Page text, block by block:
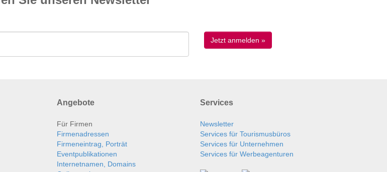
Angebote
Für Firmen
Firmenadressen
Firmeneintrag, Porträt
Eventpublikationen
Internetnamen, Domains
Services
Newsletter
Services für Tourismusbüros
Services für Unternehmen
Services für Werbeagenturen